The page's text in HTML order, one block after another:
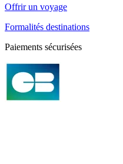
Offrir un voyage
Formalités destinations
Paiements sécurisées